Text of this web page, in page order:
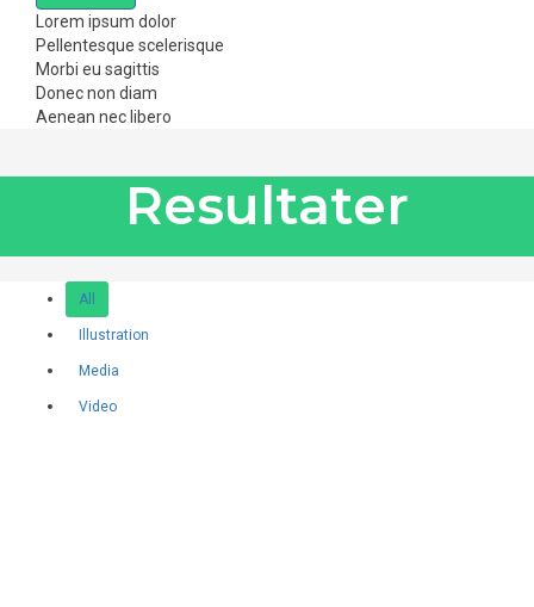
Lorem ipsum dolor
Pellentesque scelerisque
Morbi eu sagittis
Donec non diam
Aenean nec libero
Resultater
All
Illustration
Media
Video